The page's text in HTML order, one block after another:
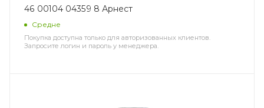
46 00104 04359 8 Арнест
Средне
Покупка доступна только для авторизованных клиентов.
Запросите логин и пароль у менеджера.